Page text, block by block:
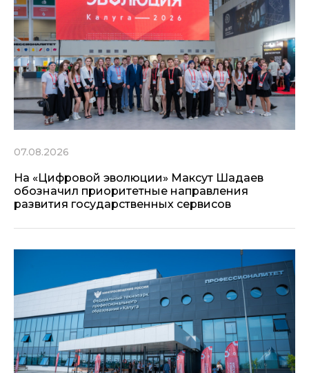
07.08.2026
На «Цифровой эволюции» Максут Шадаев
обозначил приоритетные направления
развития государственных сервисов